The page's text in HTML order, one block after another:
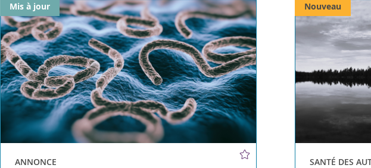
ANNONCE
Mis à jour
SANTÉ DES
Nouveau